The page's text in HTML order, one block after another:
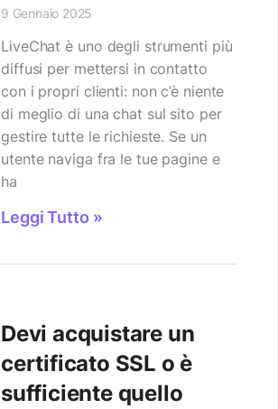
9 Gennaio 2025
LiveChat è uno degli strumenti più
diffusi per mettersi in contatto
con i propri clienti: non c’è niente
di meglio di una chat sul sito per
gestire tutte le richieste. Se un
utente naviga fra le tue pagine e
ha
Leggi Tutto »
Devi acquistare un
certificato SSL o è
sufficiente quello